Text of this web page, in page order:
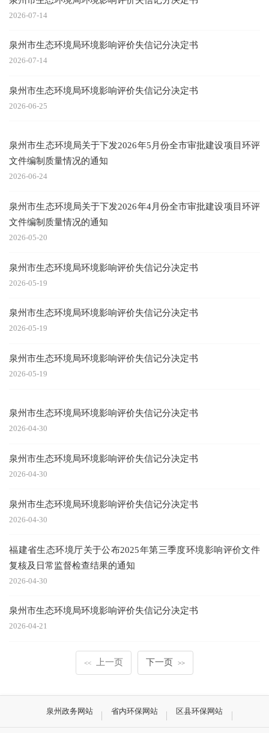
2026-07-14
泉州市生态环境局环境影响评价失信记分决定书
2026-07-14
泉州市生态环境局环境影响评价失信记分决定书
2026-06-25
泉州市生态环境局关于下发2026年5月份全市审批建设项目环评
文件编制质量情况的通知
2026-06-24
泉州市生态环境局关于下发2026年4月份全市审批建设项目环评
文件编制质量情况的通知
2026-05-20
泉州市生态环境局环境影响评价失信记分决定书
2026-05-19
泉州市生态环境局环境影响评价失信记分决定书
2026-05-19
泉州市生态环境局环境影响评价失信记分决定书
2026-05-19
泉州市生态环境局环境影响评价失信记分决定书
2026-04-30
泉州市生态环境局环境影响评价失信记分决定书
2026-04-30
泉州市生态环境局环境影响评价失信记分决定书
2026-04-30
福建省生态环境厅关于公布2025年第三季度环境影响评价文件
复核及日常监督检查结果的通知
2026-04-30
泉州市生态环境局环境影响评价失信记分决定书
2026-04-21
<< 上一页 下一页 >>
泉州政务网站 省内环保网站 区县环保网站